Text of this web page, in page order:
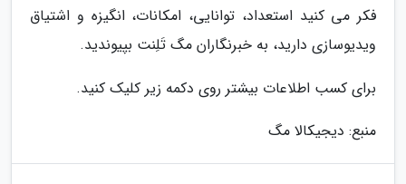
فکر می کنید استعداد، توانایی، امکانات، انگیزه و اشتیاق
ویدیوسازی دارید، به خبرنگاران مگ تَلِنت بپیوندید.
برای کسب اطلاعات بیشتر روی دکمه زیر کلیک کنید.
منبع: دیجیکالا مگ